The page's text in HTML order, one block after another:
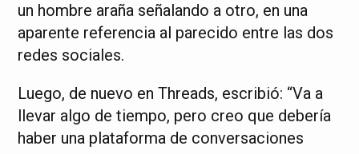
un hombre araña señalando a otro, en una
aparente referencia al parecido entre las dos
redes sociales.
Luego, de nuevo en Threads, escribió: “Va a
llevar algo de tiempo, pero creo que debería
haber una plataforma de conversaciones